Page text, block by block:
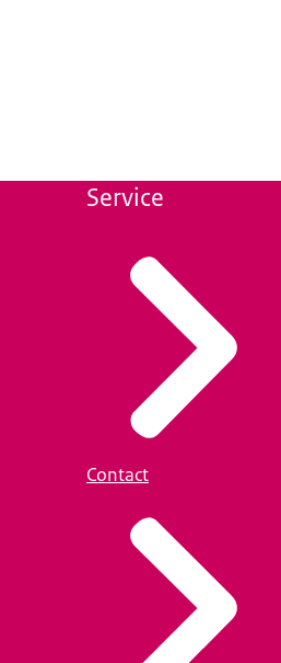
Service
Contact